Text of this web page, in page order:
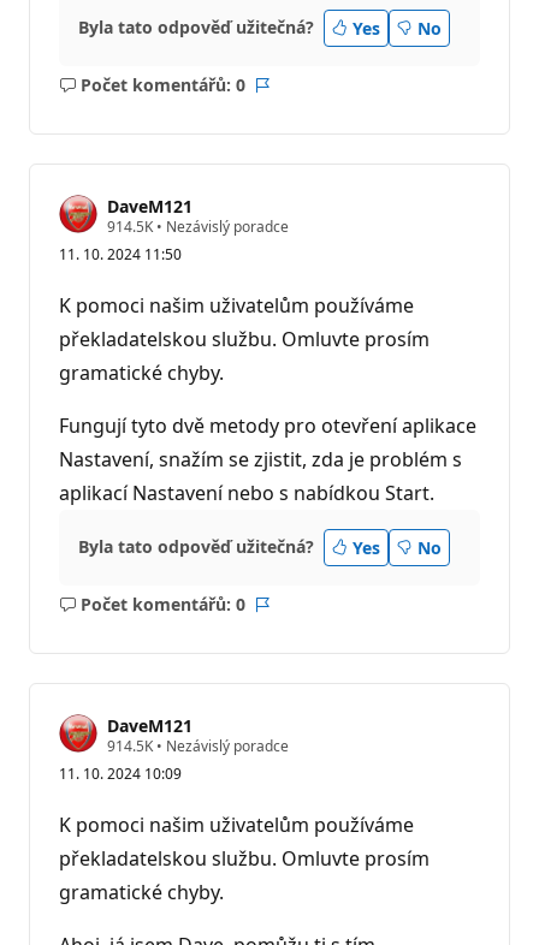
Byla tato odpověď užitečná? Yes No
Počet komentářů: 0
Žádné
DaveM121
914.5K R
p
t
a
č
n
í
d
• Nezávislý poradce
11. 10. 2024 11:50
K pomoci našim uživatelům používáme
překladatelskou službu. Omluvte prosím
gramatické chyby.
Fungují tyto dvě metody pro otevření aplikace
Nastavení, snažím se zjistit, zda je problém s
aplikací Nastavení nebo s nabídkou Start.
Byla tato odpověď užitečná? Yes No
Počet komentářů: 0
Žádné
DaveM121
914.5K R
p
t
a
č
n
í
• Nezávislý poradce
11. 10. 2024 10:09
K pomoci našim uživatelům používáme
překladatelskou službu. Omluvte prosím
gramatické chyby.